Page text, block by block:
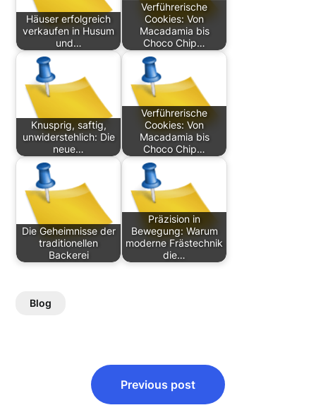
Häuser erfolgreich
verkaufen in Husum
und…
Verführerische
Cookies: Von
Macadamia bis
Choco Chip…
Knusprig, saftig,
unwiderstehlich: Die
neue…
Verführerische
Cookies: Von
Macadamia bis
Choco Chip…
Die Geheimnisse der
traditionellen
Backerei
Präzision in
Bewegung: Warum
moderne Frästechnik
die…
Blog
navigation
Previous post